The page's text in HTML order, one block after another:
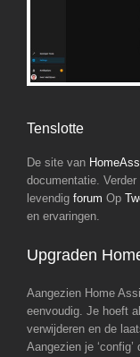
Tenslotte
De site van
documentatie.
levendig forum Op
en ervaringen.
Upgraden
Aangezien Home
eenvoudig. Je hoeft
verwijderen en de
Aangezien je